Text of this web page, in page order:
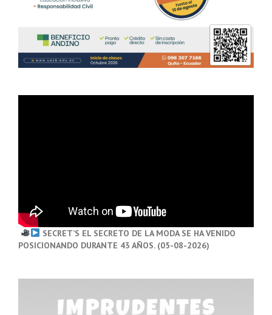
SECRET’S EL SECRETO DE LA MODA SE HA VENIDO
POSICIONANDO DURANTE 43 AÑOS. (05-08-2026)